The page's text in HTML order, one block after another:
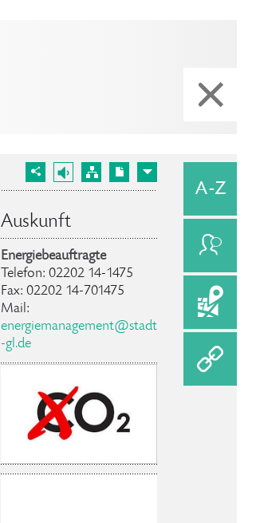
Auskunft
Energiebeauftragte
Telefon: 02202 14-1475
Fax: 02202 14-701475
Mail:
energiemanagement@stadt
-gl.de